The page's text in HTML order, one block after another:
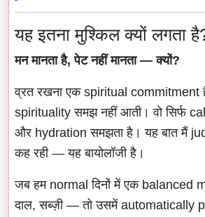
यह इतना मुश्किल क्यों लगता
मन मानता है, पेट नहीं मानता — क्यों?
व्रत रखना एक spiritual commitment
spirituality समझ नहीं आती। वो सिर्फ
और hydration समझता है। यह बात मैं
कह रही — यह बायोलॉजी है।
जब हम normal दिनों में एक balanced
दाल, सब्ज़ी — तो उसमें automatically